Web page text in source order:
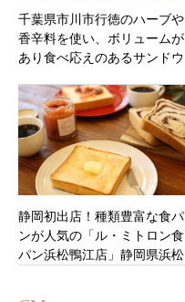
千葉県市川市行徳のハーブや
香辛料を使い、ボリュームが
あり食べ応えのあるサンドウ
ドウィッチ」
静岡初出店！種類豊富な食パ
ンが人気の「ル・ミトロン食
パン浜松鴨江店」静岡県浜松